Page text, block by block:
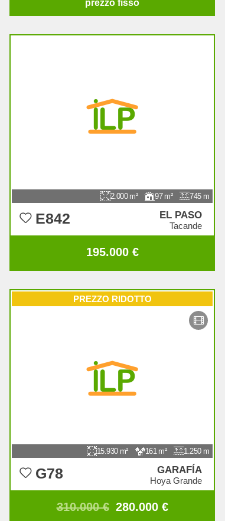
prezzo fisso
2.000 97 745
E842 EL PASO
Tacande
195.000 €
15.930 161 1.250
G78 GARAFÍA
Hoya Grande
310.000 € 280.000 €
PREZZO RIDOTTO